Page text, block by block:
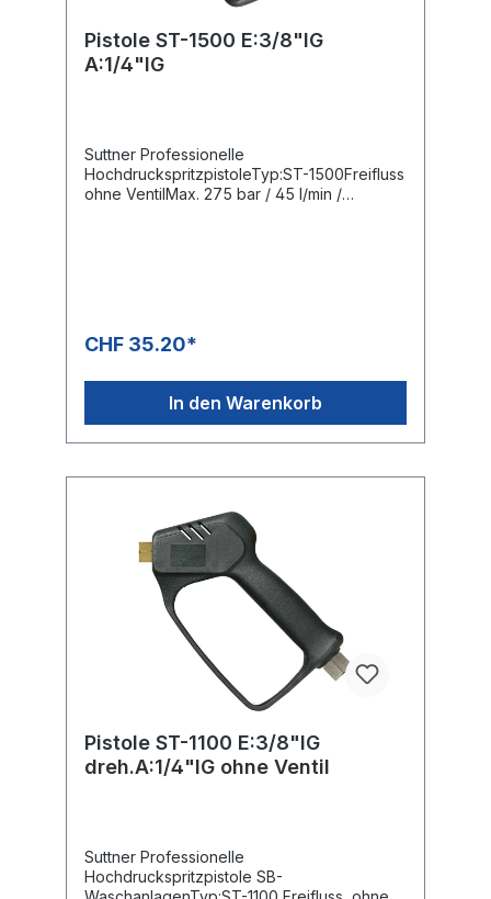
Pistole ST-1500 E:3/8"IG
A:1/4"IG
Suttner Professionelle
HochdruckspritzpistoleTyp:ST-1500Freifluss
ohne VentilMax. 275 bar / 45 l/min /
CHF 35.20*
In den Warenkorb
Pistole ST-1100 E:3/8"IG
dreh.A:1/4"IG ohne Ventil
Suttner Professionelle
Hochdruckspritzpistole SB-